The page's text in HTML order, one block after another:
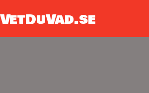
VetDuVad.se